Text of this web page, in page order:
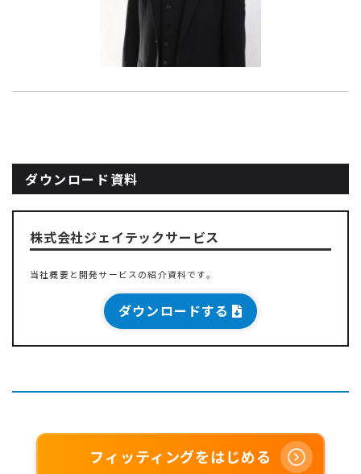
ダウンロード資料
株式会社ジェイテックサービス
当社概要と開発サービスの紹介資料です。
ダウンロードする
フィッティングをはじめる